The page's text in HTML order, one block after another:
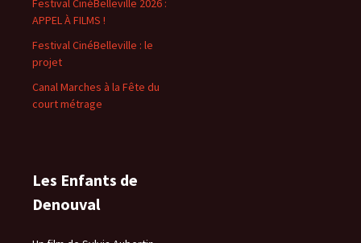
Festival CinéBelleville 2026 :
APPEL À FILMS !
Festival CinéBelleville : le
projet
Canal Marches à la Fête du
court métrage
Les Enfants de
Denouval